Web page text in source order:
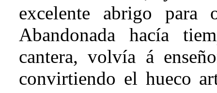
excelente abrigo para
Abandonada hacía
cantera, volvía á
convirtiendo el hueco